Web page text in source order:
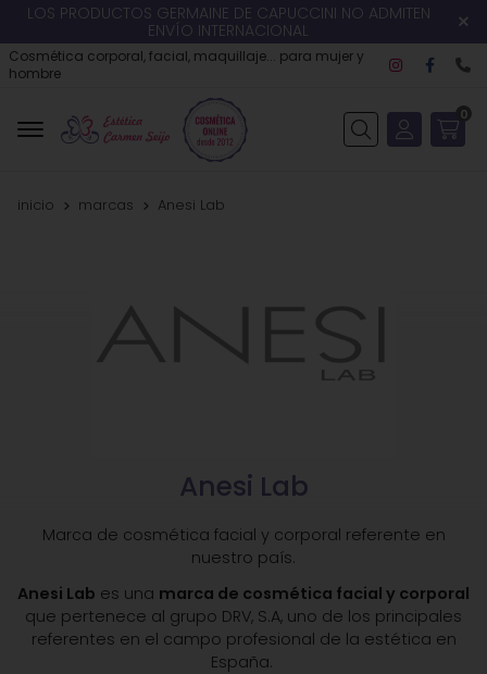
LOS PRODUCTOS GERMAINE DE CAPUCCINI NO ADMITEN
ENVÍO INTERNACIONAL
Cosmética corporal, facial, maquillaje... para mujer y
hombre
Buscar
0
inicio marcas Anesi Lab
Anesi Lab
Marca de cosmética facial y corporal referente en
nuestro país.
Anesi Lab es una marca de cosmética facial y corporal
que pertenece al grupo DRV, S.A, uno de los principales
referentes en el campo profesional de la estética en
España.